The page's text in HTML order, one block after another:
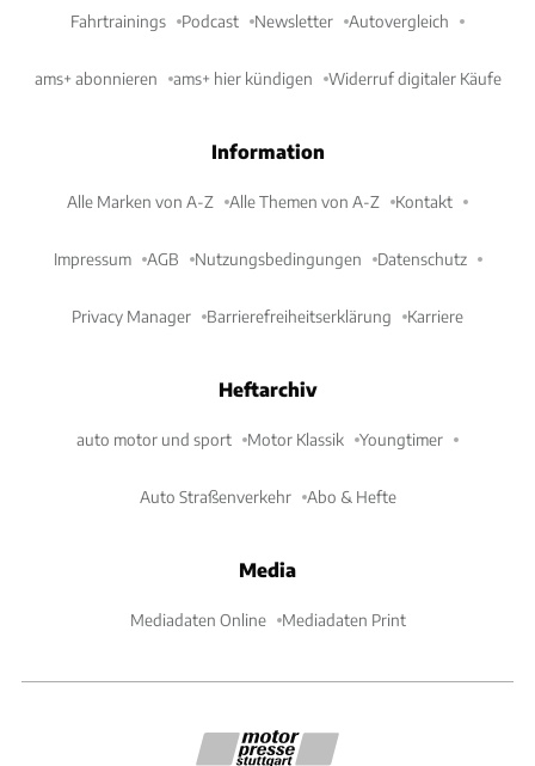
Fahrtrainings Podcast Newsletter Autovergleich
ams+ abonnieren ams+ hier kündigen Widerruf digitaler Käufe
Information
Alle Marken von A-Z Alle Themen von A-Z Kontakt
Impressum AGB Nutzungsbedingungen Datenschutz
Privacy Manager Barrierefreiheitserklärung Karriere
Heftarchiv
auto motor und sport Motor Klassik Youngtimer
Auto Straßenverkehr Abo & Hefte
Media
Mediadaten Online Mediadaten Print